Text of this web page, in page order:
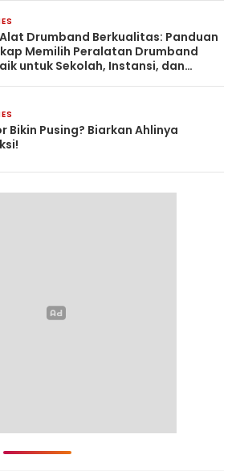
Drumband Berkualitas: Panduan
Memilih Peralatan Drumband
untuk Sekolah, Instansi, dan
Bikin Pusing? Biarkan Ahlinya